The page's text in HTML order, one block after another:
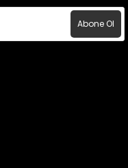
Abone Ol